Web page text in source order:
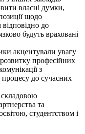
власні думки,
щодо
відповідно до
будуть враховані
акцентували увагу
професійних
з
процесу до сучасних
та
студентством і